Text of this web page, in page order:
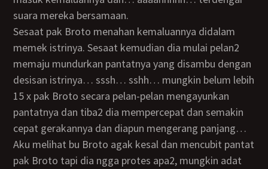
suara mereka bersamaan.
Sesaat pak Broto menahan kemaluannya didalam
memek istrinya. Sesaat kemudian dia mulai pelan2
memaju mundurkan pantatnya yang disambu dengan
desisan istrinya… sssh… sshh… mungkin belum lebih
15 x pak Broto secara pelan-pelan mengayunkan
pantatnya dan tiba2 dia mempercepat dan semakin
cepat gerakannya dan diapun mengerang panjang…
Aku melihat bu Broto agak kesal dan mencubit pantat
pak Broto tapi dia ngga protes apa2, mungkin adat